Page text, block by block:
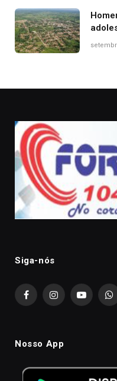
Siga-nós
FacebookInstagramYouTube
Nosso App